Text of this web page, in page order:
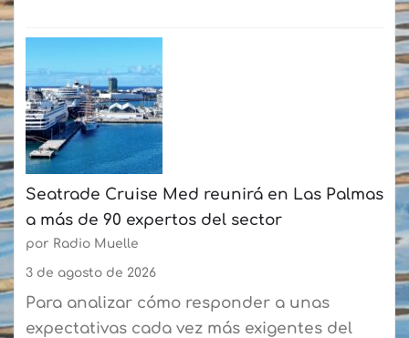
más
50
participantes
cada
semana
Baleària
estrena
un
sistema
digital
en
la
ruta
Playa
Blanca-
Corralejo
Seatrade Cruise Med reunirá en Las Palmas
a más de 90 expertos del sector
por Radio Muelle
3 de agosto de 2026
Para analizar cómo responder a unas
expectativas cada vez más exigentes del